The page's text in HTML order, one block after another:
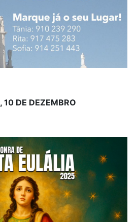
10 DE DEZEMBRO